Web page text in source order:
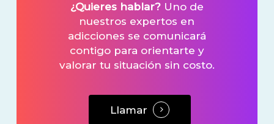
¿Quieres hablar?Uno de
nuestros expertos en
adicciones se comunicará
contigo para orientarte y
valorar tu situación sin costo.
Llamar